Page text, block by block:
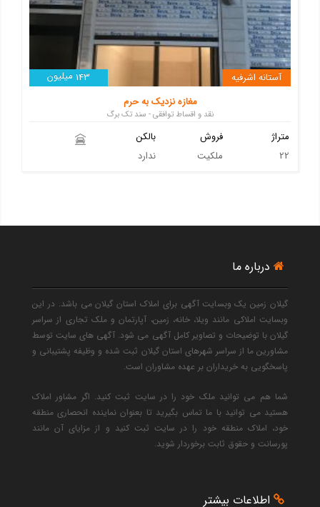
143 میلیون
آستانه اشرفیه
مغازه نزدیک به حرم
نقد و اقساط توافقی - سند تک برگ
بالکن
ندارد
فروش
ملکیت
متراژ
22
درباره ما
گیلان زمین یک وبسایت آگهی برای املاک استان گیلان می باشد. در این
وبسایت املاکی مانند ویلا، خانه، زمین، آپارتمان و ملک تجاری از سراسر
گیلان با توضیحات و تصاویر کامل آگهی می شود. آگهی های سایت توسط
مشاورین ما از سراسر شهرهای استان گیلان ثبت شده و وظیفه پشتیبانی و
پاسخگویی به خریداران بر عهده مشاوران است.
شما هم می توانید ملک خود را در سایت ثبت کنید. اگر مشاور املاک
هستید می توانید با ما تماس بگیرید تا بعنوان نماینده انحصاری منطقه
خود، املاک منطقه خود را در سایت ثبت کنید و از مزایای آن مانند
پورسانت و حقوق ثابت برخوردار شوید.
اطلاعات بیشتر